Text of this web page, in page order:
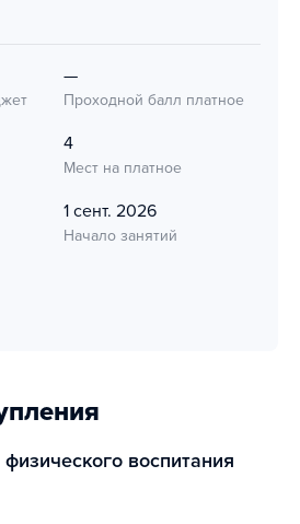
—
Проходной балл платное
4
Мест на платное
1 сент. 2026
Начало занятий
физического воспитания